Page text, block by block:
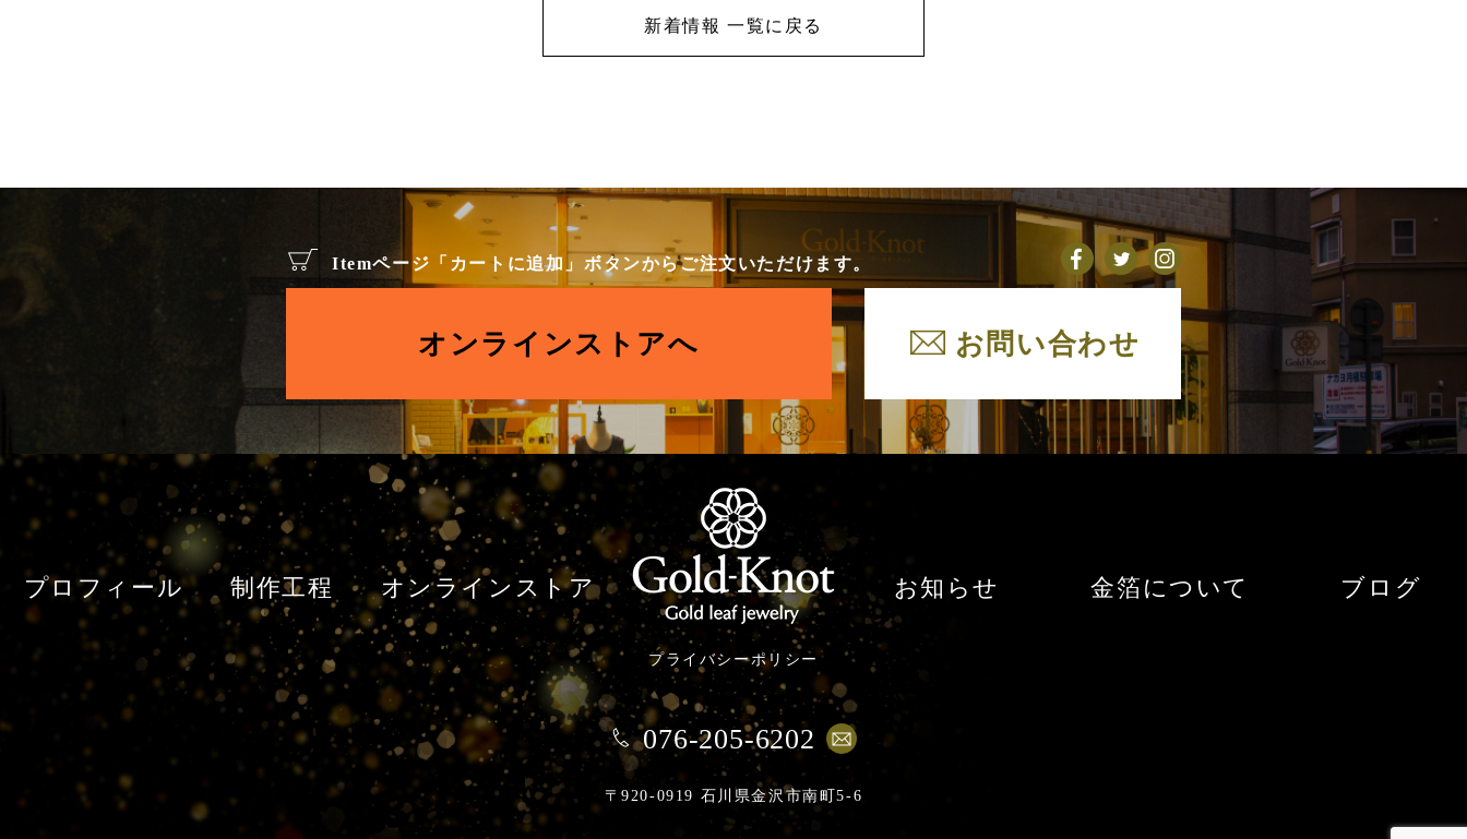
新着情報 一覧に戻る
Itemページ「カートに追加」ボタンからご注文いただけます。
オンラインストアへ お問い合わせ
プロフィール 制作工程 オンラインストア お知らせ 金箔について ブログ
プライバシーポリシー
076-205-6202
〒920-0919 石川県金沢市南町5-6